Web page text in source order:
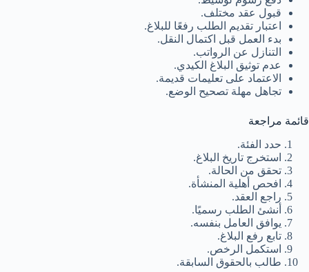
قبول عقد مختلف.
اعتبار تقديم الطلب رفعًا للبلاغ.
بدء العمل قبل اكتمال النقل.
التنازل عن الرواتب.
عدم توثيق البلاغ الكيدي.
الاعتماد على تعليمات قديمة.
تجاهل مهلة تصحيح الوضع.
قائمة مراجعة
حدد الفئة.
استخرج تاريخ البلاغ.
تحقق من الحالة.
افحص أهلية المنشأة.
راجع العقد.
أنشئ الطلب رسميًا.
يوافق العامل بنفسه.
تابع رفع البلاغ.
استكمل الرخص.
طالب بالحقوق السابقة.